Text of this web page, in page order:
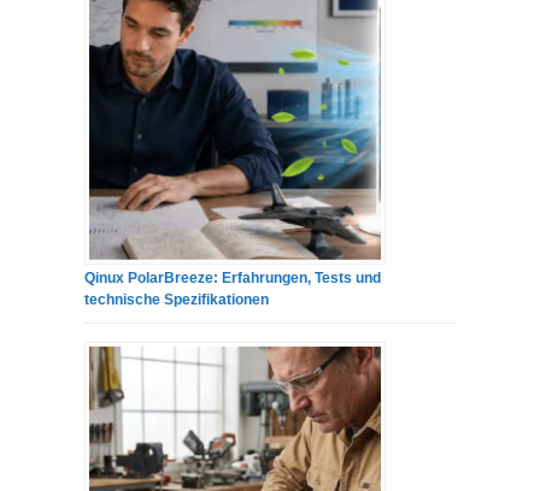
Qinux PolarBreeze: Erfahrungen, Tests und
technische Spezifikationen